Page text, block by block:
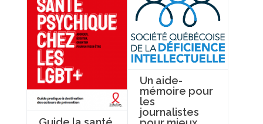
Un aide-
mémoire pour
les
journalistes